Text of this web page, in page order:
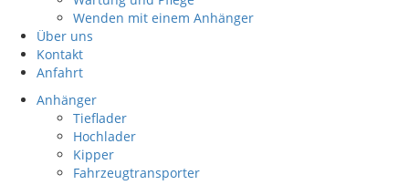
Wenden mit einem Anhänger
Über uns
Kontakt
Anfahrt
Anhänger
Tieflader
Hochlader
Kipper
Fahrzeugtransporter